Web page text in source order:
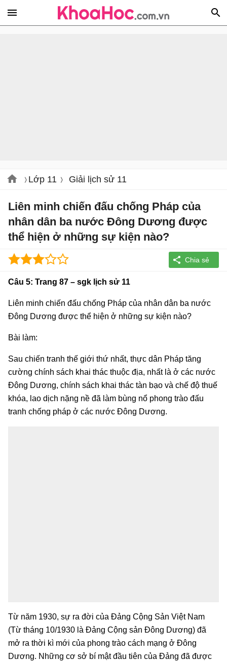
Lớp 11 Giải lịch sử 11
Liên minh chiến đấu chống Pháp của
nhân dân ba nước Đông Dương được
thể hiện ở những sự kiện nào?
Câu 5: Trang 87 – sgk lịch sử 11
Liên minh chiến đấu chống Pháp của nhân dân ba nước
Đông Dương được thể hiện ở những sự kiện nào?
Bài làm:
Sau chiến tranh thế giới thứ nhất, thực dân Pháp tăng
cường chính sách khai thác thuộc địa, nhất là ở các nước
Đông Dương, chính sách khai thác tàn bạo và chế độ thuế
khóa, lao dịch nặng nề đã làm bùng nổ phong trào đấu
tranh chống pháp ở các nước Đông Dương.
Từ năm 1930, sự ra đời của Đảng Cộng Sản Việt Nam
(Từ tháng 10/1930 là Đảng Cộng sản Đông Dương) đã
mở ra thời kì mới của phong trào cách mạng ở Đông
Dương. Những cơ sở bí mật đầu tiên của Đảng đã được